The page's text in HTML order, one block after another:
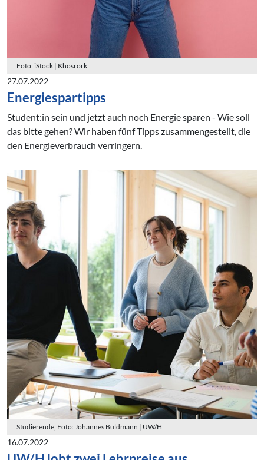
Foto: iStock | Khosrork
27.07.2022
Energiespartipps
Student:in sein und jetzt auch noch Energie sparen - Wie soll
das bitte gehen? Wir haben fünf Tipps zusammengestellt, die
den Energieverbrauch verringern.
Studierende, Foto: Johannes Buldmann | UW/H
16.07.2022